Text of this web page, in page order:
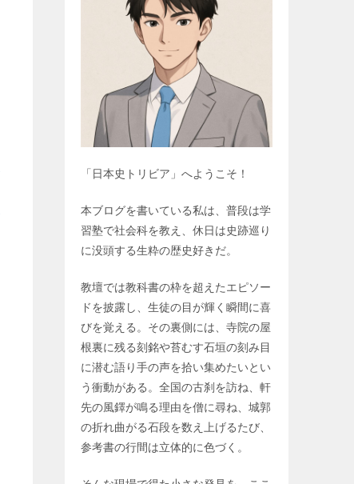
「日本史トリビア」へようこそ！
本ブログを書いている私は、普段は学
習塾で社会科を教え、休日は史跡巡り
に没頭する生粋の歴史好きだ。
教壇では教科書の枠を超えたエピソー
ドを披露し、生徒の目が輝く瞬間に喜
びを覚える。その裏側には、寺院の屋
根裏に残る刻銘や苔むす石垣の刻み目
に潜む語り手の声を拾い集めたいとい
う衝動がある。全国の古刹を訪ね、軒
先の風鐸が鳴る理由を僧に尋ね、城郭
の折れ曲がる石段を数え上げるたび、
参考書の行間は立体的に色づく。